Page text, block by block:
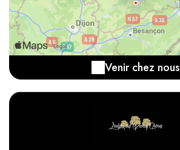
Venir chez nous